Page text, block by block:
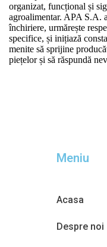
organizat, funcțional și
agroalimentar. APA S.A.
închiriere, urmărește
specifice, și inițiază
menite să sprijine
piețelor și să răspundă
Meniu
Acasa
Despre noi